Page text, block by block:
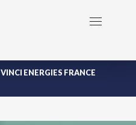
VINCI ENERGIES FRANCE